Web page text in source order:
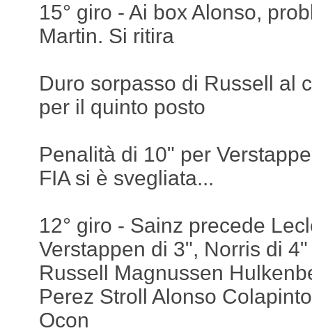
15° giro - Ai box Alonso,
Martin. Si ritira
Duro sorpasso di Russell al
per il quinto posto
Penalità di 10" per
FIA si è svegliata...
12° giro - Sainz precede
Verstappen di 3", Norris di
Russell Magnussen
Perez Stroll Alonso
Ocon